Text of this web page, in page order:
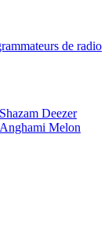
de radio
Shazam Deezer
Anghami Melon